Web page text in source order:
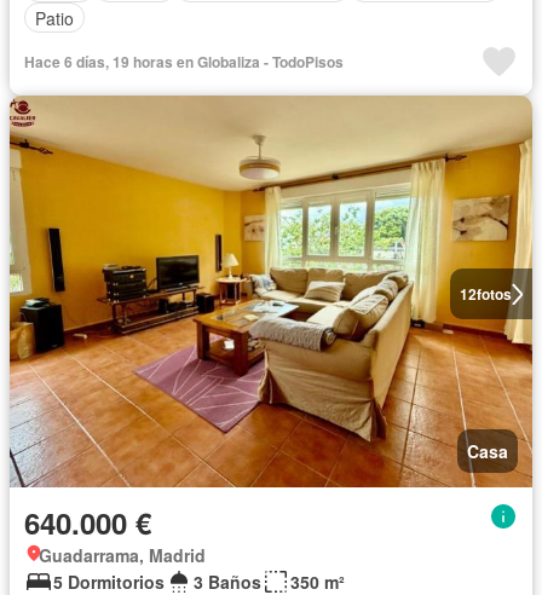
Patio
Hace 6 días, 19 horas en Globaliza - TodoPisos
12fotos
Casa
640.000 €
Guadarrama, Madrid
5 Dormitorios
3 Baños
350 m²